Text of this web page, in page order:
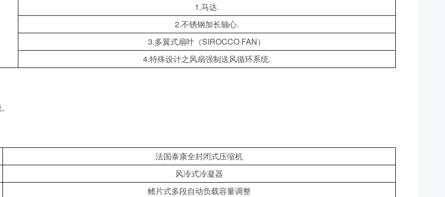
1.马达.
2.不锈钢加长轴心.
3.多翼式扇叶（SIROCCO FAN）
4.特殊设计之风扇强制送风循环系统.
法国泰康全封闭式压缩机
风冷式冷凝器
鳍片式多段自动负载容量调整